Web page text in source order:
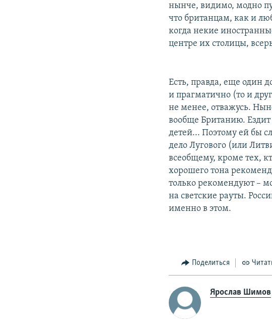
нынче, видимо, модно
что британцам, как и
когда некие
центре их столицы,
Есть, правда, еще один
и прагматично (то и
не менее, отважусь.
вообще Британию. Ездит
детей... Поэтому ей бы
дело Лугового (или
всеобщему, кроме тех,
хорошего тона
только рекомендуют –
на светские рауты.
именно в этом.
Поделиться
Ярослав Шимов